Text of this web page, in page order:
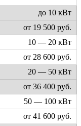
до 10 кВт
от 19 500 руб.
10 — 20 кВт
от 28 600 руб.
20 — 50 кВт
от 36 400 руб.
50 — 100 кВт
от 41 600 руб.